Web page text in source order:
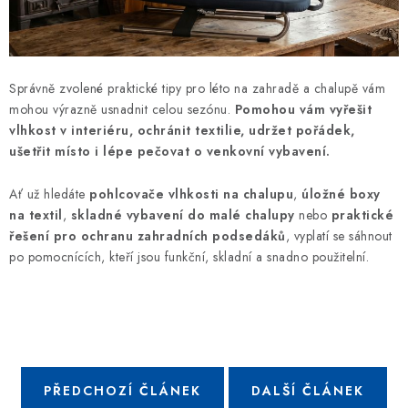
Správně zvolené praktické tipy pro léto na zahradě a chalupě vám
mohou výrazně usnadnit celou sezónu. Pomohou vám vyřešit
vlhkost v interiéru, ochránit textilie, udržet pořádek,
ušetřit místo i lépe pečovat o venkovní vybavení.
Ať už hledáte pohlcovače vlhkosti na chalupu, úložné boxy
na textil, skladné vybavení do malé chalupy nebo praktické
řešení pro ochranu zahradních podsedáků, vyplatí se sáhnout
po pomocnících, kteří jsou funkční, skladní a snadno použitelní.
PŘEDCHOZÍ ČLÁNEK DALŠÍ ČLÁNEK